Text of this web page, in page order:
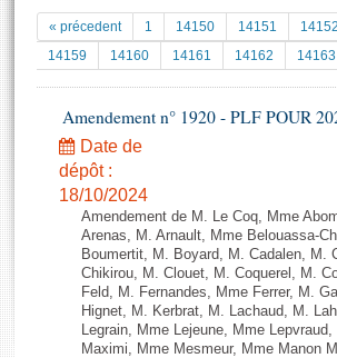
Documents parlementaires
Projets de loi
Propositions de loi
Amendements
Textes adoptés
Rapports d'information
Rapports d'enquête
Rapports législatifs
Rapports sur l'application des lois
Baromètre de l’application des lois
Documents de référence
( Constitution | Règlement de l'Assemblée
Histoire
Juniors
Anciennes législatures
Liens vers les sites publics
La Bibliothèque
Les archives
Photos libres de droit
« précedent 1 14150 14151 14152
14159
14160 14161 14162 14163
Amendement n° 1920 - PLF POUR
Date de
dépôt :
18/10/2024
Amendement de M. Le Coq, Mme
Arenas, M. Arnault, Mme Belouassa-
Boumertit, M. Boyard, M. Cadalen, M.
Chikirou, M. Clouet, M. Coquerel, M.
Feld, M. Fernandes, Mme Ferrer, M.
Hignet, M. Kerbrat, M. Lachaud, M.
Legrain, Mme Lejeune, Mme
Maximi, Mme Mesmeur, Mme Manon